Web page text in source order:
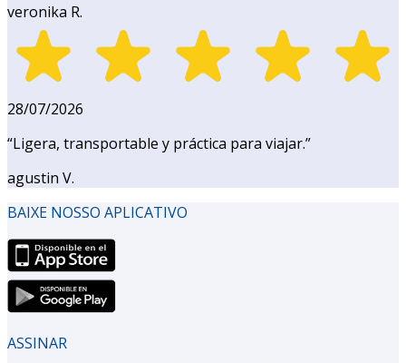
veronika R.
28/07/2026
“Ligera, transportable y práctica para viajar.”
agustin V.
BAIXE NOSSO APLICATIVO
ASSINAR